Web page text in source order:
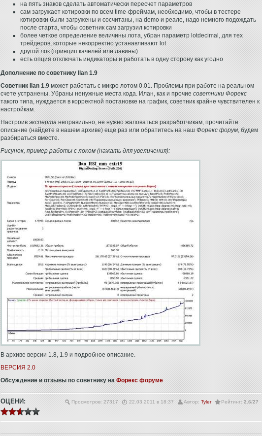
на пять знаков сделать автоматически пересчет параметров
сам загружает котировки по всем time-фреймам, необходимо, чтобы в тестере
котировки были загружены и сосчитаны, на demo и реале, надо немного подождать
после старта, чтобы советник сам загрузил котировки
более четкое определение величины лота, убран параметр lotdecimal, для тех
трейдеров, которые некорректно устанавливают lot
другой лок (принцип качелей или лавины)
есть опция отключать индикаторы и работать в одну сторону как угодно
Дополнение по советнику Ilan 1.9
Советник Ilan 1.9 может работать с микро лотом 0.01. Проблемы при работе на реальном
счете устранены. Убраны ненужные места кода. Илан, как и прочие советники Форекс
такого типа, нуждается в корректной постановке на график, советник крайне чувствителен к
настройкам.
Настроив эксперта неправильно, не нужно жаловаться разработчикам, прочитайте
описание (найдете в нашем архиве) еще раз или обратитесь на наш Форекс форум, будем
разбираться вместе.
Рисунок, пример работы с локом (нажать для увеличения):
В архиве версии 1.8, 1.9 и подробное описание.
ВЕРСИЯ 2.0
Обсуждение и отзывы по советнику на Форекс форуме
Просмотров: 27317 22.03.2011 в 18:37 Автор: Tyler Рейтинг: 2.6/27
ОЦЕНИ: